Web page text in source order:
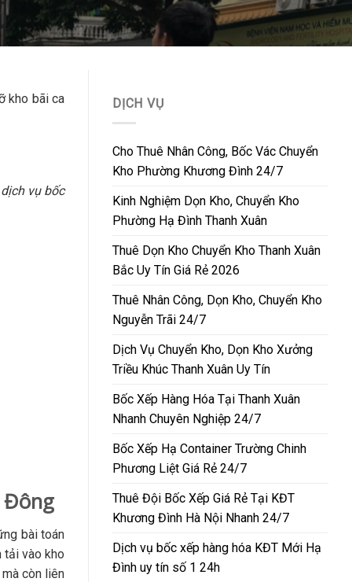
kho bãi ca
vụ bốc
Đông
bài toán
tải vào kho
còn liên
DỊCH VỤ
Cho Thuê Nhân Công, Bốc Vác Chuyển
Kho Phường Khương Đình 24/7
Kinh Nghiệm Dọn Kho, Chuyển Kho
Phường Hạ Đình Thanh Xuân
Thuê Dọn Kho Chuyển Kho Thanh Xuân
Bắc Uy Tín Giá Rẻ 2026
Thuê Nhân Công, Dọn Kho, Chuyển Kho
Nguyễn Trãi 24/7
Dịch Vụ Chuyển Kho, Dọn Kho Xưởng
Triều Khúc Thanh Xuân Uy Tín
Bốc Xếp Hàng Hóa Tại Thanh Xuân
Nhanh Chuyên Nghiệp 24/7
Bốc Xếp Hạ Container Trường Chinh
Phương Liệt Giá Rẻ 24/7
Thuê Đội Bốc Xếp Giá Rẻ Tại KĐT
Khương Đình Hà Nội Nhanh 24/7
Dịch vụ bốc xếp hàng hóa KĐT Mới Hạ
Đình uy tín số 1 24h